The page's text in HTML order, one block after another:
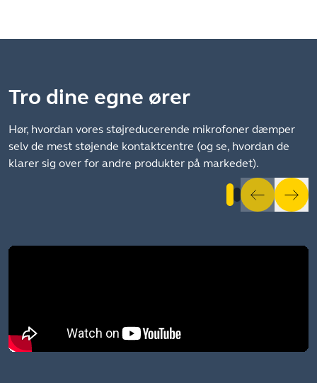
Tro dine egne ører
Hør, hvordan vores støjreducerende mikrofoner dæmper
selv de mest støjende kontaktcentre (og se, hvordan de
klarer sig over for andre produkter på markedet).